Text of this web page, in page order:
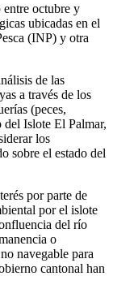
entre octubre y
ubicadas en el
(INP) y otra
de las
a través de los
(peces,
del Islote El Palmar,
los
sobre el estado del
por parte de
por el islote
del río
o
navegable para
cantonal han